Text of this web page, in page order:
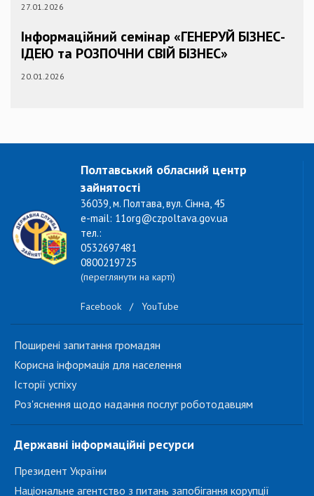
27.01.2026
Інформаційний семінар «ГЕНЕРУЙ БІЗНЕС-
ІДЕЮ та РОЗПОЧНИ СВІЙ БІЗНЕС»
20.01.2026
Полтавський обласний центр
зайнятості
36039, м. Полтава, вул. Сінна, 45
e-mail: 11org@czpoltava.gov.ua
тел.:
0532697481
0800219725
(переглянути на карті)
Facebook / YouTube
Поширені запитання громадян
Корисна інформація для населення
Історії успіху
Роз'яснення щодо надання послуг роботодавцям
Державні інформаційні ресурси
Президент України
Національне агентство з питань запобігання корупції